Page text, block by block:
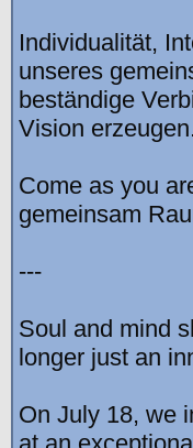
Individualität,
unseres
beständige
Vision erzeugen.
Come as you
gemeinsam
---
Soul and mind
longer just an
On July 18, we